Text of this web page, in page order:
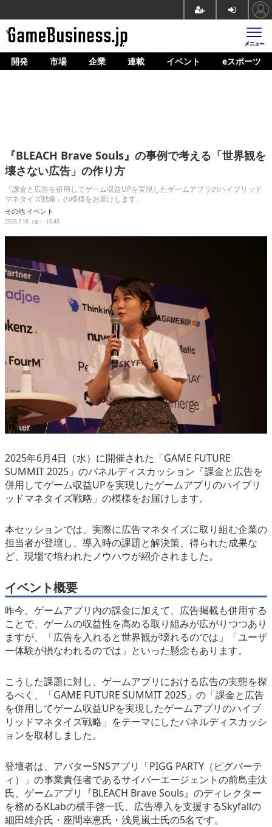
ホーム
企業動向
人材育成
産業政策
連載
イベント/セミナー
eスポーツ
開発 市場 企業 連載 イベント eスポーツ
『BLEACH Brave Souls』の事例で考える「世界観を
壊さない広告」の作り方
「課金と広告を併用してゲーム収益UPを実現したゲームアプリのハイブリッド
マネタイズ戦略」の模様をお届けします。
その他 イベント
2025.7.18（金） 18:45
2025年6月4日（水）に開催された「GAME FUTURE
SUMMIT 2025」のパネルディスカッション「課金と広告を
併用してゲーム収益UPを実現したゲームアプリのハイブリ
ッドマネタイズ戦略」の模様をお届けします。
本セッションでは、実際に広告マネタイズに取り組む企業の
担当者が登壇し、導入時の課題と解決策、得られた成果な
ど、現場で培われたノウハウが紹介されました。
イベント概要
昨今、ゲームアプリ内の課金に加えて、広告掲載も併用する
ことで、ゲームの収益性を高める取り組みが広がりつつあり
ますが、「広告を入れると世界観が壊れるのでは」「ユーザ
ー体験が損なわれるのでは」といった懸念もあります。
こうした課題に対し、ゲームアプリにおける広告の実態を探
るべく、「GAME FUTURE SUMMIT 2025」の「課金と広告
を併用してゲーム収益UPを実現したゲームアプリのハイブ
リッドマネタイズ戦略」をテーマにしたパネルディスカッシ
ョンを取材しました。
登壇者は、アバターSNSアプリ「PIGG PARTY（ピグパーテ
ィ）」の事業責任者であるサイバーエージェントの前島圭汰
氏、ゲームアプリ『BLEACH Brave Souls』のディレクター
を務めるKLabの横手啓一氏、広告導入を支援するSkyfallの
細田雄介氏・座間幸恵氏・浅見嵐士氏の5名です。